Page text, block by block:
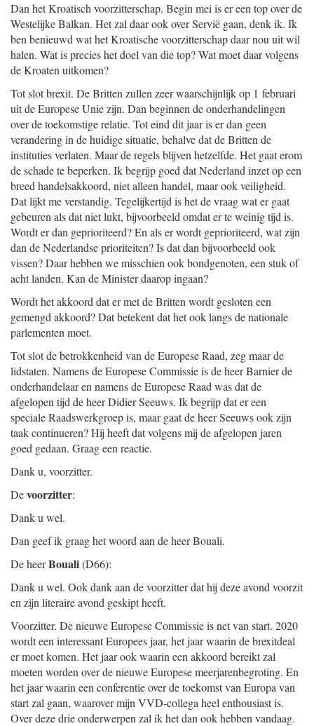
Dan het Kroatisch voorzitterschap. Begin mei is er een top over de
Westelijke Balkan. Het zal daar ook over Servië gaan, denk ik. Ik
ben benieuwd wat het Kroatische voorzitterschap daar nou uit wil
halen. Wat is precies het doel van die top? Wat moet daar volgens
de Kroaten uitkomen?
Tot slot brexit. De Britten zullen zeer waarschijnlijk op 1 februari
uit de Europese Unie zijn. Dan beginnen de onderhandelingen
over de toekomstige relatie. Tot eind dit jaar is er dan geen
verandering in de huidige situatie, behalve dat de Britten de
instituties verlaten. Maar de regels blijven hetzelfde. Het gaat erom
de schade te beperken. Ik begrijp goed dat Nederland inzet op een
breed handelsakkoord, niet alleen handel, maar ook veiligheid.
Dat lijkt me verstandig. Tegelijkertijd is het de vraag wat er gaat
gebeuren als dat niet lukt, bijvoorbeeld omdat er te weinig tijd is.
Wordt er dan geprioriteerd? En als er wordt geprioriteerd, wat zijn
dan de Nederlandse prioriteiten? Is dat dan bijvoorbeeld ook
vissen? Daar hebben we misschien ook bondgenoten, een stuk of
acht landen. Kan de Minister daarop ingaan?
Wordt het akkoord dat er met de Britten wordt gesloten een
gemengd akkoord? Dat betekent dat het ook langs de nationale
parlementen moet.
Tot slot de betrokkenheid van de Europese Raad, zeg maar de
lidstaten. Namens de Europese Commissie is de heer Barnier de
onderhandelaar en namens de Europese Raad was dat de
afgelopen tijd de heer Didier Seeuws. Ik begrijp dat er een
speciale Raadswerkgroep is, maar gaat de heer Seeuws ook zijn
taak continueren? Hij heeft dat volgens mij de afgelopen jaren
goed gedaan. Graag een reactie.
Dank u, voorzitter.
Devoorzitter:
Dank u wel.
Dan geef ik graag het woord aan de heer Bouali.
De heerBouali(D66):
Dank u wel. Ook dank aan de voorzitter dat hij deze avond voorzit
en zijn literaire avond geskipt heeft.
Voorzitter. De nieuwe Europese Commissie is net van start. 2020
wordt een interessant Europees jaar, het jaar waarin de brexitdeal
er moet komen. Het jaar ook waarin een akkoord bereikt zal
moeten worden over de nieuwe Europese meerjarenbegroting. En
het jaar waarin een conferentie over de toekomst van Europa van
start zal gaan, waarover mijn VVD-collega heel enthousiast is.
Over deze drie onderwerpen zal ik het dan ook hebben vandaag.